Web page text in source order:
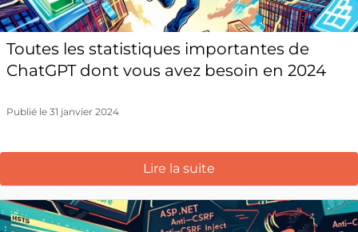
Toutes les statistiques importantes de
ChatGPT dont vous avez besoin en 2024
Publié le 31 janvier 2024
Lire la suite